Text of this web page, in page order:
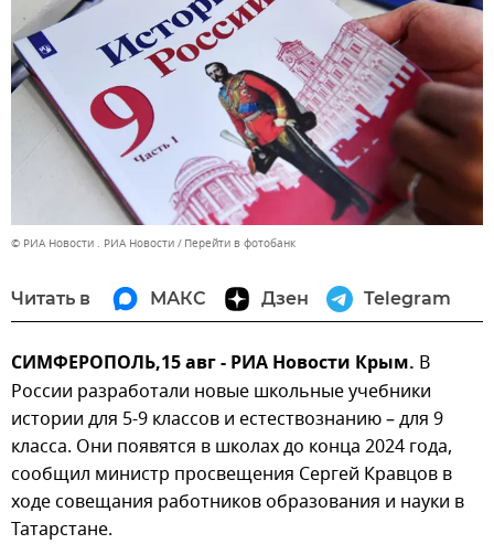
© РИА Новости . РИА Новости Перейти в фотобанк
Читать в МАКС Дзен Telegram
СИМФЕРОПОЛЬ,15 авг - РИА Новости Крым. В
России разработали новые школьные учебники
истории для 5-9 классов и естествознанию – для 9
класса. Они появятся в школах до конца 2024 года,
сообщил министр просвещения Сергей Кравцов в
ходе совещания работников образования и науки в
Татарстане.